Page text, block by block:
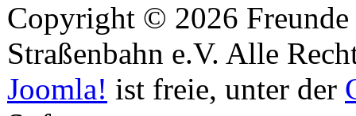
Copyright © 2026
Straßenbahn e.V. Alle
Joomla! ist freie, unter der